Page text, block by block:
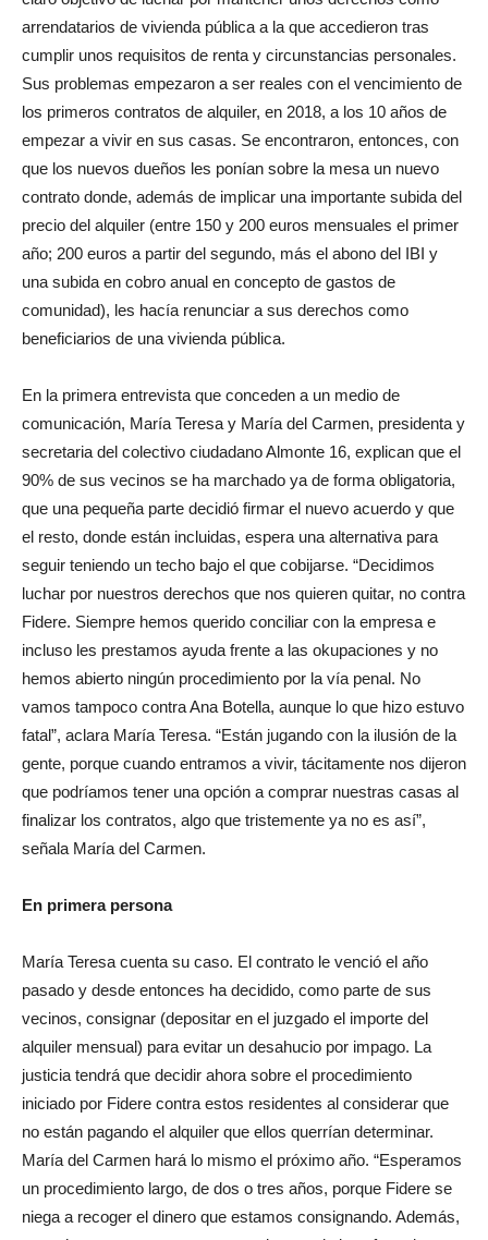
arrendatarios de vivienda pública a la que accedieron tras
cumplir unos requisitos de renta y circunstancias personales.
Sus problemas empezaron a ser reales con el vencimiento de
los primeros contratos de alquiler, en 2018, a los 10 años de
empezar a vivir en sus casas. Se encontraron, entonces, con
que los nuevos dueños les ponían sobre la mesa un nuevo
contrato donde, además de implicar una importante subida del
precio del alquiler (entre 150 y 200 euros mensuales el primer
año; 200 euros a partir del segundo, más el abono del IBI y
una subida en cobro anual en concepto de gastos de
comunidad), les hacía renunciar a sus derechos como
beneficiarios de una vivienda pública.
En la primera entrevista que conceden a un medio de
comunicación, María Teresa y María del Carmen, presidenta y
secretaria del colectivo ciudadano Almonte 16, explican que el
90% de sus vecinos se ha marchado ya de forma obligatoria,
que una pequeña parte decidió firmar el nuevo acuerdo y que
el resto, donde están incluidas, espera una alternativa para
seguir teniendo un techo bajo el que cobijarse. “Decidimos
luchar por nuestros derechos que nos quieren quitar, no contra
Fidere. Siempre hemos querido conciliar con la empresa e
incluso les prestamos ayuda frente a las okupaciones y no
hemos abierto ningún procedimiento por la vía penal. No
vamos tampoco contra Ana Botella, aunque lo que hizo estuvo
fatal”, aclara María Teresa. “Están jugando con la ilusión de la
gente, porque cuando entramos a vivir, tácitamente nos dijeron
que podríamos tener una opción a comprar nuestras casas al
finalizar los contratos, algo que tristemente ya no es así”,
señala María del Carmen.
En primera persona
María Teresa cuenta su caso. El contrato le venció el año
pasado y desde entonces ha decidido, como parte de sus
vecinos, consignar (depositar en el juzgado el importe del
alquiler mensual) para evitar un desahucio por impago. La
justicia tendrá que decidir ahora sobre el procedimiento
iniciado por Fidere contra estos residentes al considerar que
no están pagando el alquiler que ellos querrían determinar.
María del Carmen hará lo mismo el próximo año. “Esperamos
un procedimiento largo, de dos o tres años, porque Fidere se
niega a recoger el dinero que estamos consignando. Además,